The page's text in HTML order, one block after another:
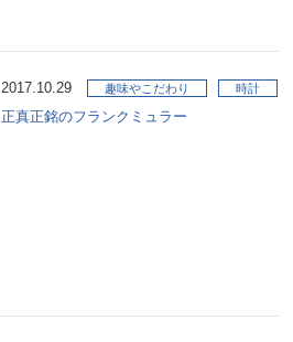
2017.10.29 趣味やこだわり 時計
正真正銘のフランクミュラー